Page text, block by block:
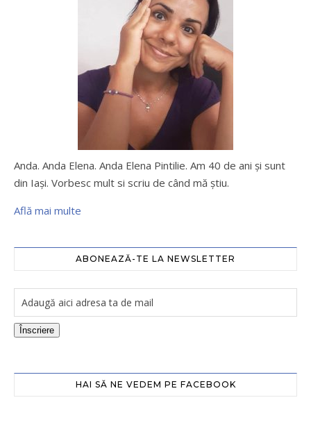
Anda. Anda Elena. Anda Elena Pintilie. Am 40 de ani şi sunt
din Iaşi. Vorbesc mult si scriu de când mă ştiu.
Află mai multe
ABONEAZĂ-TE LA NEWSLETTER
Înscriere
HAI SĂ NE VEDEM PE FACEBOOK